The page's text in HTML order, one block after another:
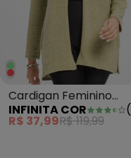
Cardigan Feminino
Alongado Verde
INFINITA COR (
R$ 37,99R$ 119,99